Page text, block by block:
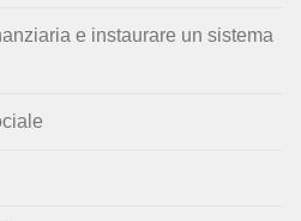
e instaurare un sistema